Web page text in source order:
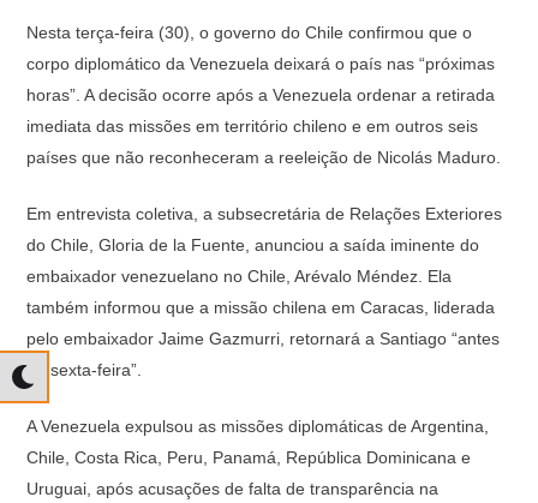
Nesta terça-feira (30), o governo do Chile confirmou que o
corpo diplomático da Venezuela deixará o país nas “próximas
horas”. A decisão ocorre após a Venezuela ordenar a retirada
imediata das missões em território chileno e em outros seis
países que não reconheceram a reeleição de Nicolás Maduro.
Em entrevista coletiva, a subsecretária de Relações Exteriores
do Chile, Gloria de la Fuente, anunciou a saída iminente do
embaixador venezuelano no Chile, Arévalo Méndez. Ela
também informou que a missão chilena em Caracas, liderada
pelo embaixador Jaime Gazmurri, retornará a Santiago “antes
de sexta-feira”.
A Venezuela expulsou as missões diplomáticas de Argentina,
Chile, Costa Rica, Peru, Panamá, República Dominicana e
Uruguai, após acusações de falta de transparência na